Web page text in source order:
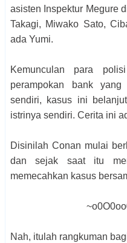
asisten Inspektur Megure
Takagi, Miwako Sato,
ada Yumi.
Kemunculan para
perampokan bank
sendiri, kasus ini
istrinya sendiri. Cerita ini
Disinilah Conan mulai
dan sejak saat itu
memecahkan kasus
Nah, itulah rangkuman